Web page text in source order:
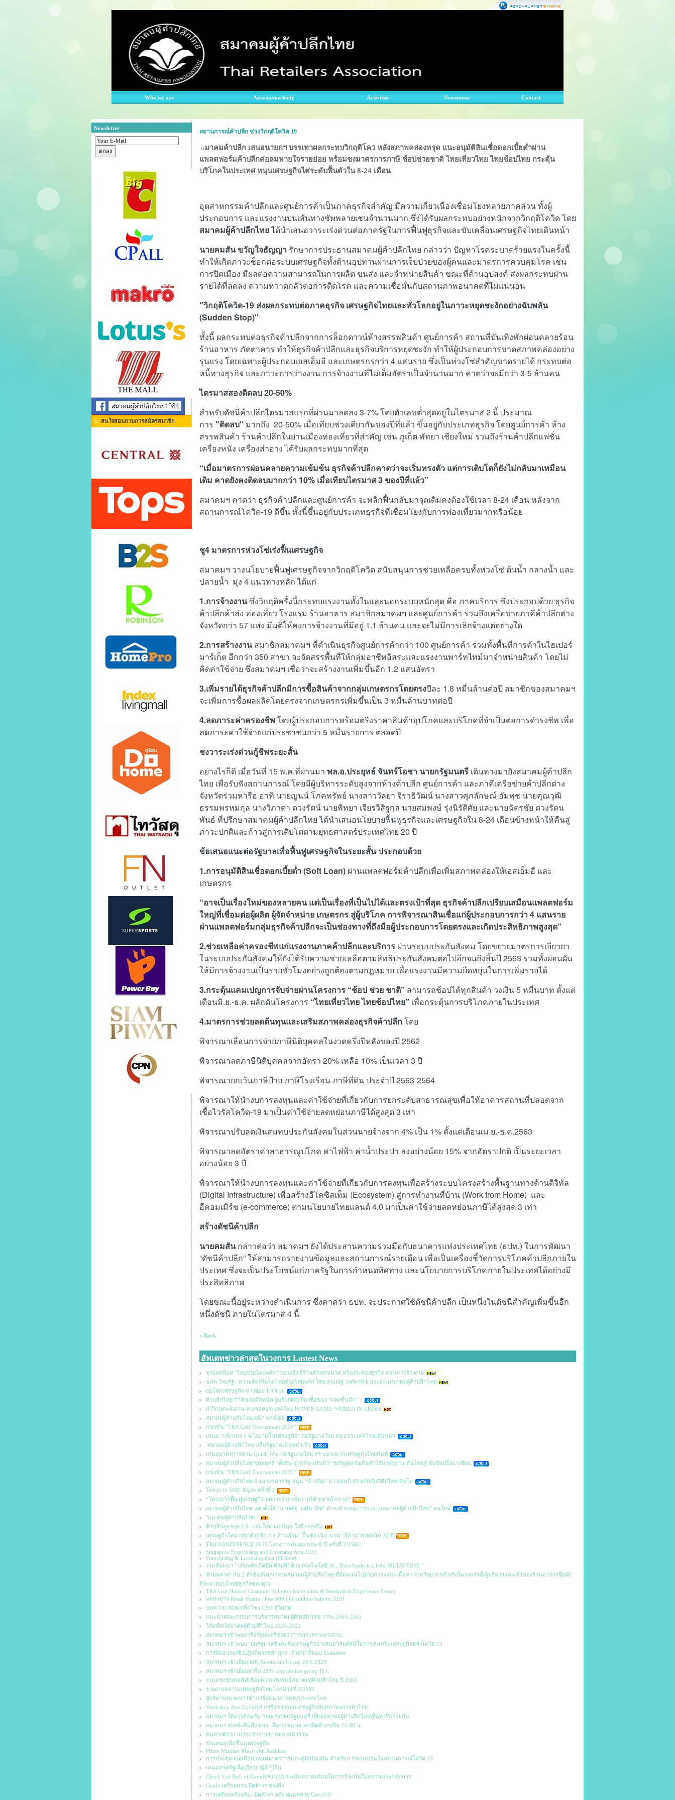
Who we are Association body Activities Newsroom Contact
Newsletter
สนใจสอบถามการสมัครสมาชิก
สถานการณ์ค้าปลีก ช่วงวิกฤติโควิด 19
สมาคมค้าปลีก เสนอนายกฯ บรรเทาผลกระทบวิกฤติโคว หลังสภาพคล่องทรุด แนะอนุมัติสินเชื่อดอกเบี้ยต่ำผ่าน
แพลตฟอร์มค้าปลีกต่อลมหายใจรายย่อย พร้อมชงมาตรการภาษี ช้อปช่วยชาติ ไทยเที่ยวไทย ไทยช้อปไทย กระตุ้น
บริโภคในประเทศ หนุนเศรษฐกิจไต่ระดับฟื้นตัวใน 8-24 เดือน
อุตสาหกรรมค้าปลีกและศูนย์การค้าเป็นภาคธุรกิจสำคัญ มีความเกี่ยวเนื่องเชื่อมโยงหลายภาคส่วน ทั้งผู้
ประกอบการ และแรงงานบนเส้นทางซัพพลายเชนจำนวนมาก ซึ่งได้รับผลกระทบอย่างหนักจากวิกฤติโควิด โดย
สมาคมผู้ค้าปลีกไทยได้นำเสนอวาระเร่งด่วนต่อภาครัฐในการฟื้นฟูธุรกิจและขับเคลื่อนเศรษฐกิจไทยเดินหน้า
นายคมสัน ขวัญใจธัญญา รักษาการประธานสมาคมผู้ค้าปลีกไทย กล่าวว่า ปัญหาโรคระบาดร้ายแรงในครั้งนี้
ทำให้เกิดภาวะช็อกต่อระบบเศรษฐกิจทั้งด้านอุปทานผ่านการเจ็บป่วยของผู้คนและมาตรการควบคุมโรค เช่น
การปิดเมือง มีผลต่อความสามารถในการผลิต ขนส่ง และจำหน่ายสินค้า ขณะที่ด้านอุปสงค์ ส่งผลกระทบผ่าน
รายได้ที่ลดลง ความหวาดกลัวต่อการติดโรค และความเชื่อมั่นกับสถานภาพอนาคตที่ไม่แน่นอน
"วิกฤติโควิด-19 ส่งผลกระทบต่อภาคธุรกิจ เศรษฐกิจไทยและทั่วโลกอยู่ในภาวะหยุดชะงักอย่างฉับพลัน
(Sudden Stop)"
ทั้งนี้ ผลกระทบต่อธุรกิจค้าปลีกจากการล็อกดาวน์ห้างสรรพสินค้า ศูนย์การค้า สถานที่บันเทิงพักผ่อนคลายร้อน
ร้านอาหาร ภัตตาคาร ทำให้ธุรกิจค้าปลีกและธุรกิจบริการหยุดชะงัก ทำให้ผู้ประกอบการขาดสภาพคล่องอย่าง
รุนแรง โดยเฉพาะผู้ประกอบเอสเอ็มอี และเกษตรกรกว่า 4 แสนราย ซึ่งเป็นห่วงโซ่สำคัญขาดรายได้ กระทบต่อ
หนี้ทางธุรกิจ และภาวะการว่างงาน การจ้างงานที่ไม่เต็มอัตราเป็นจำนวนมาก คาดว่าจะมีกว่า 3-5 ล้านคน
ไตรมาสสองติดลบ 20-50%
สำหรับดัชนีค้าปลีกไตรมาสแรกที่ผ่านมาลดลง 3-7% โดยตัวเลขต่ำสุดอยู่ในไตรมาส 2 นี้ ประมาณ
การ "ติดลบ" มากถึง 20-50% เมื่อเทียบช่วงเดียวกันของปีที่แล้ว ขึ้นอยู่กับประเภทธุรกิจ โดยศูนย์การค้า ห้าง
สรรพสินค้า ร้านค้าปลีกในย่านเมืองท่องเที่ยวที่สำคัญ เช่น ภูเก็ต พัทยา เชียงใหม่ รวมถึงร้านค้าปลีกแฟชั่น
เครื่องหนัง เครื่องสำอาง ได้รับผลกระทบมากที่สุด
“เมื่อมาตรการผ่อนคลายความเข้มข้น ธุรกิจค้าปลีกคาดว่าจะเริ่มทรงตัว แต่การเติบโตก็ยังไม่กลับมาเหมือน
เดิม คาดยังคงติดลบมากกว่า 10% เมื่อเทียบไตรมาส 3 ของปีที่แล้ว”
สมาคมฯ คาดว่า ธุรกิจค้าปลีกและศูนย์การค้า จะพลิกฟื้นกลับมาจุดเดิมคงต้องใช้เวลา 8-24 เดือน หลังจาก
สถานการณ์โควิด-19 ดีขึ้น ทั้งนี้ขึ้นอยู่กับประเภทธุรกิจที่เชื่อมโยงกับการท่องเที่ยวมากหรือน้อย
ชู4 มาตรการห่วงโซ่เร่งฟื้นเศรษฐกิจ
สมาคมฯ วางนโยบายฟื้นฟูเศรษฐกิจจากวิกฤติโควิด สนับสนุนการช่วยเหลือครบทั้งห่วงโซ่ ต้นน้ำ กลางน้ำ และ
ปลายน้ำ มุ่ง 4 แนวทางหลัก ได้แก่
1.การจ้างงานซึ่งวิกฤติครั้งนี้กระทบแรงงานทั้งในและนอกระบบหนักสุด คือ ภาคบริการ ซึ่งประกอบด้วย ธุรกิจ
ค้าปลีกค้าส่ง ท่องเที่ยว โรงแรม ร้านอาหาร สมาชิกสมาคมฯ และศูนย์การค้า รวมถึงเครือข่ายภาคีค้าปลีกต่าง
จังหวัดกว่า 57 แห่ง มีมติให้คงการจ้างงานที่มีอยู่ 1.1 ล้านคน และจะไม่มีการเลิกจ้างแต่อย่างใด
2.การสร้างงานสมาชิกสมาคมฯ ที่ดำเนินธุรกิจศูนย์การค้ากว่า 100 ศูนย์การค้า รวมทั้งพื้นที่การค้าในไฮเปอร์
มาร์เก็ต อีกกว่า 350 สาขา จะจัดสรรพื้นที่ให้กลุ่มอาชีพอิสระและแรงงานพาร์ทไทม์มาจำหน่ายสินค้า โดยไม่
คิดค่าใช้จ่าย ซึ่งสมาคมฯ เชื่อว่าจะสร้างงานเพิ่มขึ้นอีก 1.2 แสนอัตรา
3.เพิ่มรายได้ธุรกิจค้าปลีกมีการซื้อสินค้าจากกลุ่มเกษตรกรโดยตรงปีละ 1.8 หมื่นล้านต่อปี สมาชิกของสมาคมฯ
จะเพิ่มการซื้อผลผลิตโดยตรงจากเกษตรกรเพิ่มขึ้นเป็น 3 หมื่นล้านบาทต่อปี
4.ลดภาระค่าครองชีพ โดยผู้ประกอบการพร้อมตรึงราคาสินค้าอุปโภคและบริโภคที่จำเป็นต่อการดำรงชีพ เพื่อ
ลดภาระค่าใช้จ่ายแก่ประชาชนกว่า 5 หมื่นรายการ ตลอดปี
ชงวาระเร่งด่วนกู้ชีพระยะสั้น
อย่างไรก็ดี เมื่อวันที่ 15 พ.ค.ที่ผ่านมา พล.อ.ประยุทธ์ จันทร์โอชา นายกรัฐมนตรี เดินทางมายังสมาคมผู้ค้าปลีก
ไทย เพื่อรับฟังสถานการณ์ โดยมีผู้บริหารระดับสูงจากห้างค้าปลีก ศูนย์การค้า และภาคีเครือข่ายค้าปลีกต่าง
จังหวัดร่วมหารือ อาทิ นายญนน์ โภคทรัพย์ นางสาววัลยา จิราธิวัฒน์ นางสาวศุภลักษณ์ อัมพุช นายคุณวุฒิ
ธรรมพรหมกุล นางวิภาดา ดวงรัตน์ นายพิทยา เจียรวิสิฐกุล นายสมพงษ์ รุ่งนิรัติศัย และนายฉัตรชัย ตวงรัตน
พันธ์ ที่ปรึกษาสมาคมผู้ค้าปลีกไทย ได้นำเสนอนโยบายฟื้นฟูธุรกิจและเศรษฐกิจใน 8-24 เดือนข้างหน้าให้คืนสู่
ภาวะปกติและก้าวสู่การเติบโตตามยุทธศาสตร์ประเทศไทย 20 ปี
ข้อเสนอแนะต่อรัฐบาลเพื่อฟื้นฟูเศรษฐกิจในระยะสั้น ประกอบด้วย
1.การอนุมัติสินเชื่อดอกเบี้ยต่ำ (Soft Loan) ผ่านแพลตฟอร์มค้าปลีกเพื่อเพิ่มสภาพคล่องให้เอสเอ็มอี และ
เกษตรกร
“อาจเป็นเรื่องใหม่ของหลายคน แต่เป็นเรื่องที่เป็นไปได้และตรงเป้าที่สุด ธุรกิจค้าปลีกเปรียบเสมือนแพลตฟอร์ม
ใหญ่ที่เชื่อมต่อผู้ผลิต ผู้จัดจำหน่าย เกษตรกร สู่ผู้บริโภค การพิจารณาสินเชื่อแก่ผู้ประกอบการกว่า 4 แสนราย
ผ่านแพลตฟอร์มกลุ่มธุรกิจค้าปลีกจะเป็นช่องทางที่ถึงมือผู้ประกอบการโดยตรงและเกิดประสิทธิภาพสูงสุด”
2.ช่วยเหลือค่าครองชีพแก่แรงงานภาคค้าปลีกและบริการ ผ่านระบบประกันสังคม โดยขยายมาตรการเยียวยา
ในระบบประกันสังคมให้ยังได้รับความช่วยเหลือตามสิทธิประกันสังคมต่อไปอีกจนถึงสิ้นปี 2563 รวมทั้งผ่อนผัน
ให้มีการจ้างงานเป็นรายชั่วโมงอย่างถูกต้องตามกฎหมาย เพื่อแรงงานมีความยืดหยุ่นในการเพิ่มรายได้
3.กระตุ้นแคมเปญการจับจ่ายผ่านโครงการ “ช้อป ช่วย ชาติ” สามารถช้อปได้ทุกสินค้า วงเงิน 5 หมื่นบาท ตั้งแต่
เดือนมิ.ย.-ธ.ค. ผลักดันโครงการ “ไทยเที่ยวไทย ไทยช้อปไทย” เพื่อกระตุ้นการบริโภคภายในประเทศ
4.มาตรการช่วยลดต้นทุนและเสริมสภาพคล่องธุรกิจค้าปลีก โดย
พิจารณาเลื่อนการจ่ายภาษีนิติบุคคลในงวดครึ่งปีหลังของปี 2562
พิจารณาลดภาษีนิติบุคคลจากอัตรา 20% เหลือ 10% เป็นเวลา 3 ปี
พิจารณายกเว้นภาษีป้าย ภาษีโรงเรือน ภาษีที่ดิน ประจำปี 2563-2564
พิจารณาให้นำงบการลงทุนและค่าใช้จ่ายที่เกี่ยวกับการยกระดับสาธารณสุขเพื่อให้อาคารสถานที่ปลอดจาก
เชื้อไวรัสโควิด-19 มาเป็นค่าใช้จ่ายลดหย่อนภาษีได้สูงสุด 3 เท่า
พิจารณาปรับลดเงินสมทบประกันสังคมในส่วนนายจ้างจาก 4% เป็น 1% ตั้งแต่เดือนเม.ย.-ธ.ค.2563
พิจารณาลดอัตราค่าสาธารณูปโภค ค่าไฟฟ้า ค่าน้ำประปา ลงอย่างน้อย 15% จากอัตราปกติ เป็นระยะเวลา
อย่างน้อย 3 ปี
พิจารณาให้นำงบการลงทุนและค่าใช้จ่ายที่เกี่ยวกับการลงทุนเพื่อสร้างระบบโครงสร้างพื้นฐานทางด้านดิจิทัล
(Digital Infrastructure) เพื่อสร้างอีโคซิสเท็ม (Ecosystem) สู่การทำงานที่บ้าน (Work from Home) และ
อีคอมเมิร์ซ (e-commerce) ตามนโยบายไทยแลนด์ 4.0 มาเป็นค่าใช้จ่ายลดหย่อนภาษีได้สูงสุด 3 เท่า
สร้างดัชนีค้าปลีก
นายคมสันกล่าวต่อว่า สมาคมฯ ยังได้ประสานความร่วมมือกับธนาคารแห่งประเทศไทย (ธปท.) ในการพัฒนา
“ดัชนีค้าปลีก” ให้สามารถรายงานข้อมูลและสถานการณ์รายเดือน เพื่อเป็นเครื่องชี้วัดการบริโภคค้าปลีกภายใน
ประเทศ ซึ่งจะเป็นประโยชน์แก่ภาครัฐในการกำหนดทิศทาง และนโยบายการบริโภคภายในประเทศได้อย่างมี
ประสิทธิภาพ
โดยขณะนี้อยู่ระหว่างดำเนินการ ซึ่งคาดว่า ธปท. จะประกาศใช้ดัชนีค้าปลีก เป็นหนึ่งในดัชนีสำคัญเพิ่มขึ้นอีก
หนึ่งดัชนี ภายในไตรมาส 4 นี้
« Back
อัพเดทข่าวล่าสุดในวงการ Lastest News
ชงปลดล็อค "ไทยช่วยไทยพลัส" ขยายสิทธิ์ร้านค้าทุกขนาด หวังประคองธุรกิจ หนุนการจ้างงาน
นสพ.ไทยรัฐ : ความคิดเห็นต่อไทยช่วยไทยพลัส โดย คุณณัฐ วงศ์พานิช ประธานสมาคมผู้ค้าปลีกไทย
ย่อโลกเศรษฐกิจ ทางช่อง TNN 16
ค้าปลีกไทย กำลังเจอศึกหนัก ผู้บริโภคจะต้องซื้อของ “แพงขึ้นอีก” ?
ฝ่าวิกฤตพลังงาน ทางรอดประเทศไทย POWER GAME: WORLD IN CRISIS
สมาคมผู้ค้าปลีกไทย ผนึก พาณิชย์
แข่งขัน “TRA Golf Tournament 2026”
เสนอ “แพ็กเกจ 6 นโยบายฟื้นเศรษฐกิจ” ต่อรัฐบาลใหม่ หนุนประเทศไทยเดินหน้า
สมาคมผู้ค้าปลีกไทย ปลื้มรัฐบาลเดินหน้าเร็ว
เสนอมาตรการด่วน Quick Win ต่อรัฐบาลใหม่ สร้างแรงบวกเศรษฐกิจไทยทันที
สมาคมผู้ค้าปลีกไทย ชูกลยุทธ์ “ตั้งรับ-รุกกลับ-ปรับตัว” ชงรัฐคุมเข้มสินค้าไร้มาตรฐาน ดันไทยสู่ ฮับช้อปปิ้งอาเซียน
แข่งขัน “TRA Golf Tournament 2025”
สมาคมผู้ค้าปลีกไทย ลุ้นมาตรการรัฐ หนุน “ค้าปลีก” ดาวเด่นปี 68 ผลักดันจีดีพีไทยเติบโต
โครงการ SME สัญจร ครั้งที่ 1
“โครงการฟื้นฟูเศรษฐกิจ ลดรายจ่าย เพิ่มรายได้ ขยายโอกาส”
สมาคมผู้ค้าปลีกไทย แต่งตั้งให้ “นายณัฐ วงศ์พานิช” ดำรงตำแหน่ง “ประธานสมาคมผู้ค้าปลีกไทย” คนใหม่
"สมาคมผู้ค้าปลีกไทย "
ค้าปลีกภูธรยุค 4.0 : เจนใหม่ มองไกล ใจถึง ลุยจริง
เศรษฐกิจโคม่าทุบ‘ค้าปลีก 4.4 ล้านล้าน’ ฟื้นช้า เนิบ-นาน ‘อีสาน’ทรุดหนัก 30 ปี
TRA CONFERENCE 2023 โครงการสัมมนาประจำปี ครั้งที่ 2/2566
Singapore Franchising and Licensing Asia 2023
Franchising & Licensing Asia (FLAsia)
งานสัมมนา " เติมพลัง ติดปีก ค้าปลีกด้วย เทคโนโลยี AI , Data Analytics, และ METAVERSE "
ห้ามพลาด! กับ 2 หัวข้อสัมมนาจากสมาคมผู้ค้าปลีกไทย ที่อัดแน่นไปด้วยสาระและเนื้อหา จากวิทยากรตัวจริงในวงการทั้งผู้บริหารและเจ้าของร้านอาหารชื่อดัง
ที่จะมาตอบโจทย์ธุรกิจของคุณ
TRA visit Huawei Customer Solution Innovation & Integration Experience Center
แถลงข่าว Retail Slump : lose 500,000 million baht in 2020
บทความ ถอดเคล็ดวิชา CEO สู้วิกฤต
แนะนำคณะกรรมการบริหารสมาคมผู้ค้าปลีกไทย วาระ 2563-2565
วิสัยทัศน์สมาคมผู้ค้าปลีกไทย 2020-2022
สมาคมฯ เข้าพบหารือรัฐมนตรีช่วยว่าการกระทรวงแรงงาน
สมาคมฯ เข้าพบนายกรัฐมนตรีและทีมเศรษฐกิจนำเสนอวิสัยทัศน์ในการส่งเสริมเศรษฐกิจหลังโควิด 19
การฝึกอบรมเชิงปฎิบัติการหลักสูตร เจ้าหน้าที่สอบ Examiner
สมาคมฯ เข้าเยี่ยม MK Restaurant Group 28.8.2020
สมาคมฯ เข้าเยี่ยมหารือ ZEN corporation group PLC
งานแข่งขันกอล์ฟเชื่อมความสัมพันธ์สมาคมผู้ค้าปลีกไทย ปี 2563
รายงานสภาวะเศรษฐกิจไทย ไตรมาสที่ 2/2563
ผูับริหารสมาคมฯ เข้าหารือธนาคารแห่งประเทศไทย
Workshop Post Covid19 หารือทางออกเศรษฐกิจกับสภาหอการค้าไทย
สมาคมฯ ให้การต้อนรับ ฯพณฯนายกรัฐมนตรี เยี่ยมสมาคมผู้ค้าปลีกไทยเพื่อหารือร่วมกัน
สมาคมฯ ส่งหนังสือถึง ศบค เพื่อขอขยายเวลาปิดห้างฯเป็น 21:00 น.
คนต่างด้าวสามารถทำงานขายของหน้าร้าน
ข้อเสนอเพื่อฟื้นฟูเศรษฐกิจ
Prime Minister Meet with Retailers
การประชุมร่วมเพื่อกำหนดมาตรการและคู่มือป้องกัน สำหรับการผ่อนปรนในสถานการณ์โควิด 19
เสนอภาครัฐเพื่อเยียวยาผู้ค้าปลีก
Check List Risk of Covid19 แบบประเมินความพร้อมในการป้องกันในสถานประกอบการ
Guide เตรียมการเปิดห้างฯ ช่วงกึ่ง
การเตรียมพร้อมรับ เปิดห้างฯ หลัง ผ่อนคลาย Covid19